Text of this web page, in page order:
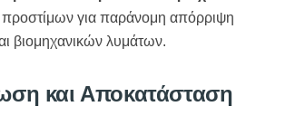
για παράνομη απόρριψη
βιομηχανικών λυμάτων.
και Αποκατάσταση